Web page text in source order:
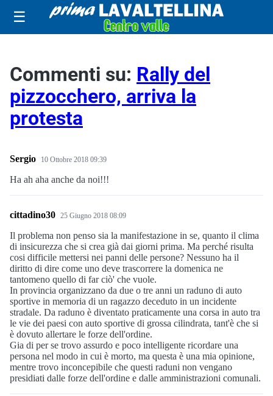
☰
Commenti su: Rally del
pizzocchero, arriva la
protesta
Sergio 10 Ottobre 2018 09:39
Ha ah aha anche da noi!!!
cittadino30 25 Giugno 2018 08:09
Il problema non penso sia la manifestazione in se, quanto il clima
di insicurezza che si crea già dai giorni prima. Ma perché risulta
cosi difficile mettersi nei panni delle persone? Nessuno ha il
diritto di dire come uno deve trascorrere la domenica ne
tantomeno quello di far ciò' che vuole.
In provincia organizzano da due o tre anni un raduno di auto
sportive in memoria di un ragazzo deceduto in un incidente
stradale. Da raduno è diventato praticamente una corsa in auto tra
le vie dei paesi con auto sportive di grossa cilindrata, tant'è che si
è dovuto allertare le forze dell'ordine.
Gia di per se trovo assurdo e poco intelligente ricordare una
persona nel modo in cui è morto, ma questa è una mia opinione,
mentre trovo inconcepibile che questi raduni non vengano
presidiati dalle forze dell'ordine e dalle amministrazioni comunali.